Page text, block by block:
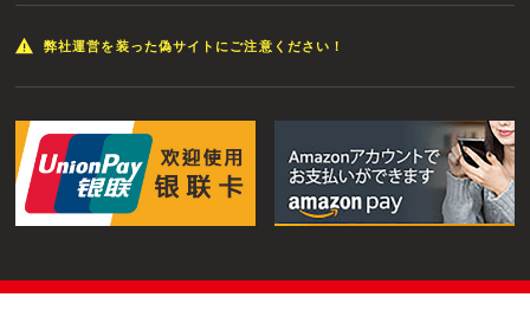
弊社運営を装った偽サイトにご注意ください！